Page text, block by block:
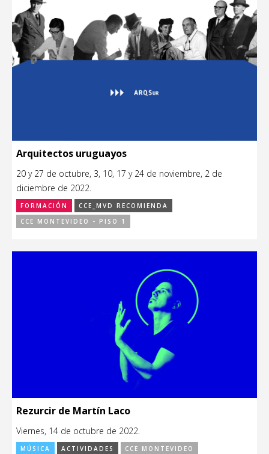
Arquitectos uruguayos
20 y 27 de octubre, 3, 10, 17 y 24 de noviembre, 2 de
diciembre de 2022.
FORMACIÓN
CCE_MVD RECOMIENDA
CCE MONTEVIDEO - PISO 1
Rezurcir de Martín Laco
Viernes, 14 de octubre de 2022.
MÚSICA ACTIVIDADES CCE MONTEVIDEO